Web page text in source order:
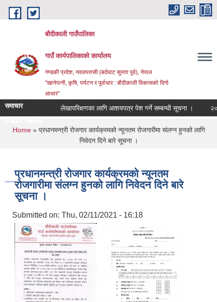
Skip to main content
बौदीकाली गाउँपालिका
गाउँ कार्यपालिकाको कार्यालय
गण्डकी प्रदेश, नवलपरासी (बर्दघाट सुस्ता पूर्व), नेपाल
"खानेपानी, कृषि, पर्यटन र पूर्वाधार : बौदीकाली विकासको दिगो
आधार"
समाचार लेखापरिक्षणका लागि आशयपत्र पेश गर्ने सम्बन्धी सूचना ।
You are here
Home» प्रधानमन्त्री रोजगार कार्यक्रमको न्यूनतम रोजगारीमा संलग्न हुनको लागि
निवेदन दिने बारे सूचना ।
प्रधानमन्त्री रोजगार कार्यक्रमको न्यूनतम
रोजगारीमा संलग्न हुनको लागि निवेदन दिने बारे
सूचना ।
Submitted on: Thu, 02/11/2021 - 16:18